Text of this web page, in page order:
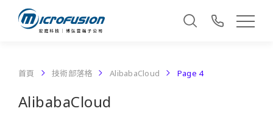
首頁 技術部落格 AlibabaCloud Page 4
AlibabaCloud